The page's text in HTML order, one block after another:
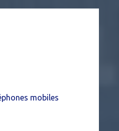
mobiles